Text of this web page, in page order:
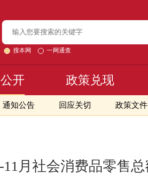
搜本网 一网通查
开
通知公告 回应关切 政策文件
政策兑现
11月社会消费品零售总